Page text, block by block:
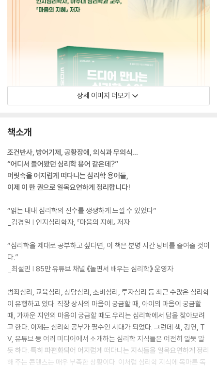
상세 이미지 더보기
책소개
조건반사, 방어기제, 공황장애, 의식과 무의식…
“어디서 들어봤던 심리학 용어 같은데?”
머릿속을 어지럽게 떠다니는 심리학 용어들,
이제 이 한 권으로 일목요연하게 정리합니다!
“읽는 내내 심리학의 진수를 생생하게 느낄 수 있었다”
_김경일 | 인지심리학자, 『마음의 지혜』 저자
“심리학을 제대로 공부하고 싶다면, 이 책은 분명 시간 낭비를 줄여줄 것이
다.”
_최설민 | 85만 유튜브 채널 《놀면서 배우는 심리학》 운영자
범죄심리, 교육심리, 상담심리, 소비심리, 투자심리 등 최근 수많은 심리학
이 유행하고 있다. 직장 상사의 마음이 궁금할 때, 아이의 마음이 궁금할
때, 가까운 지인의 마음이 궁금할 때도 우리는 심리학에서 답을 찾아보려
고 한다. 이제는 심리학 공부가 필수인 시대가 되었다. 그런데 책, 강연, T
V, 유튜브 등 여러 미디어에서 소개하는 심리학 지식들은 여전히 알듯 말
듯 하다. 특히 파편화되어 어지럽게 떠다니는 지식들을 일목요연하게 정리
해 주는 콘텐츠는 매우 부족한 상황이다. 이처럼 심리학 지식에 목마른 독